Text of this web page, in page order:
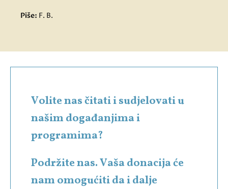
Piše: F. B.
Volite nas čitati i sudjelovati u
našim događanjima i
programima?
Podržite nas. Vaša donacija će
nam omogućiti da i dalje